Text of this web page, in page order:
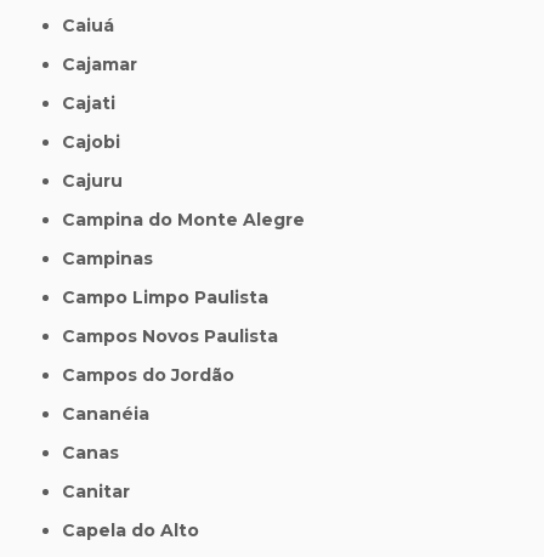
Caiuá
Cajamar
Cajati
Cajobi
Cajuru
Campina do Monte Alegre
Campinas
Campo Limpo Paulista
Campos Novos Paulista
Campos do Jordão
Cananéia
Canas
Canitar
Capela do Alto